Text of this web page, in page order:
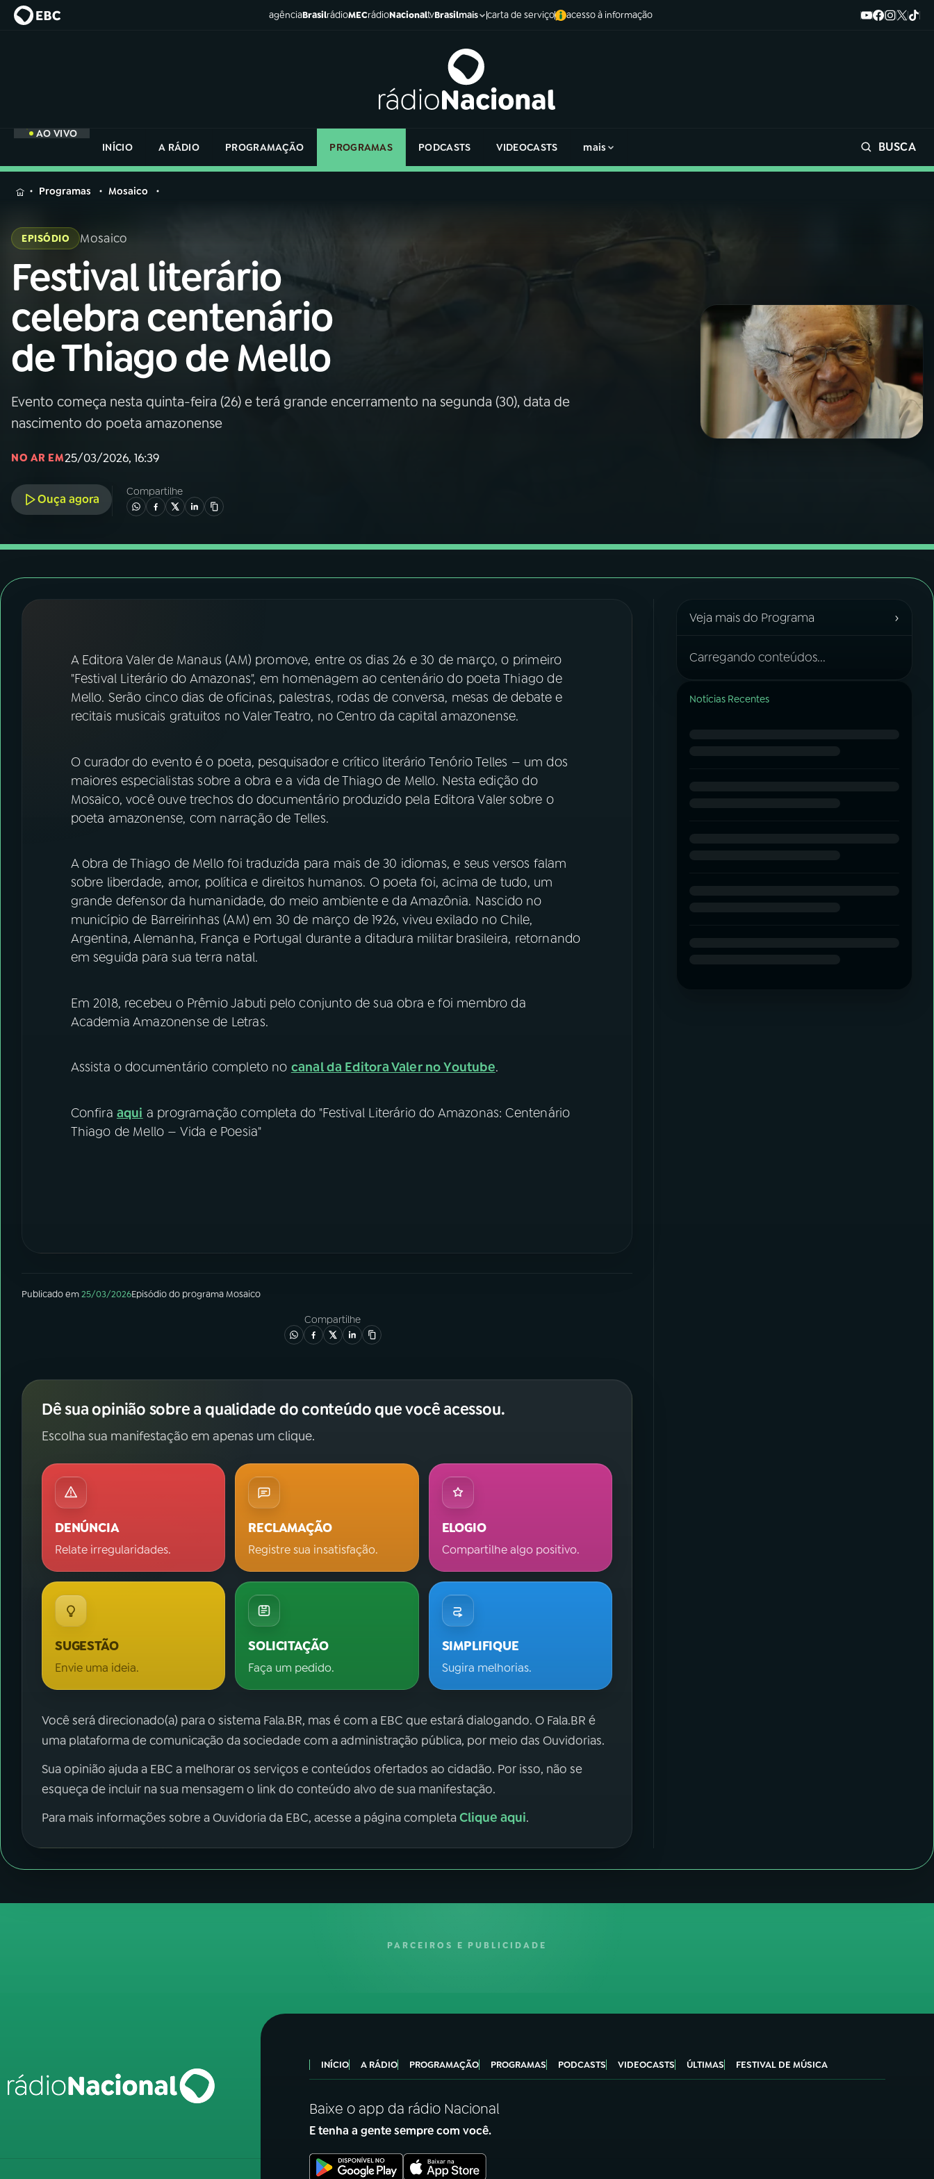
agênciaBrasilrádioMECrádioNacionaltvBrasilmais carta de serviço acesso à informação
AO VIVO
INÍCIO
A RÁDIO PROGRAMAÇÃO PROGRAMAS PODCASTS VIDEOCASTS mais BUSCA
MENU
Buscar
na
Rádio
Nacional
01 INÍCIO
A RÁDIO
04PROGRAMAS
06VIDEOCASTS
FESTIVAL DE MÚSICA
ACOMPANHE A RÁDIO NACIONAL
Instagram X
na
Rádio
Programas Mosaico
EPISÓDIO Mosaico
Festival literário
celebra centenário
de Thiago de Mello
Evento começa nesta quinta-feira (26) e terá grande encerramento na segunda (30), data de
nascimento do poeta amazonense
NO AR EM25/03/2026, 16:39
Ouça agora
Compartilhe
A Editora Valer de Manaus (AM) promove, entre os dias 26 e 30 de março, o primeiro
"Festival Literário do Amazonas", em homenagem ao centenário do poeta Thiago de
Mello. Serão cinco dias de oficinas, palestras, rodas de conversa, mesas de debate e
recitais musicais gratuitos no Valer Teatro, no Centro da capital amazonense.
O curador do evento é o poeta, pesquisador e crítico literário Tenório Telles — um dos
maiores especialistas sobre a obra e a vida de Thiago de Mello. Nesta edição do
Mosaico, você ouve trechos do documentário produzido pela Editora Valer sobre o
poeta amazonense, com narração de Telles.
A obra de Thiago de Mello foi traduzida para mais de 30 idiomas, e seus versos falam
sobre liberdade, amor, política e direitos humanos. O poeta foi, acima de tudo, um
grande defensor da humanidade, do meio ambiente e da Amazônia. Nascido no
município de Barreirinhas (AM) em 30 de março de 1926, viveu exilado no Chile,
Argentina, Alemanha, França e Portugal durante a ditadura militar brasileira, retornando
em seguida para sua terra natal.
Em 2018, recebeu o Prêmio Jabuti pelo conjunto de sua obra e foi membro da
Academia Amazonense de Letras.
Assista o documentário completo no canal da Editora Valer no Youtube.
Confira aqui a programação completa do "Festival Literário do Amazonas: Centenário
Thiago de Mello — Vida e Poesia"
Publicado em25/03/2026Episódiodo programa Mosaico
Compartilhe
Dê sua opinião sobre a qualidade do conteúdo que você acessou.
Escolha sua manifestação em apenas um clique.
DENÚNCIA
Relate irregularidades.
RECLAMAÇÃO
Registre sua insatisfação.
ELOGIO
Compartilhe algo positivo.
SUGESTÃO
Envie uma ideia.
SOLICITAÇÃO
Faça um pedido.
SIMPLIFIQUE
Sugira melhorias.
Você será direcionado(a) para o sistema Fala.BR, mas é com a EBC que estará dialogando. O Fala.BR é
uma plataforma de comunicação da sociedade com a administração pública, por meio das Ouvidorias.
Sua opinião ajuda a EBC a melhorar os serviços e conteúdos ofertados ao cidadão. Por isso, não se
esqueça de incluir na sua mensagem o link do conteúdo alvo de sua manifestação.
Para mais informações sobre a Ouvidoria da EBC, acesse a página completaClique aqui.
Veja mais do Programa ›
Carregando conteúdos...
Notícias Recentes
PARCEIROS E PUBLICIDADE
INÍCIO A RÁDIO PROGRAMAÇÃO PROGRAMAS PODCASTS VIDEOCASTS ÚLTIMAS FESTIVAL DE MÚSICA
Baixe o app da rádio Nacional
E tenha a gente sempre com você.